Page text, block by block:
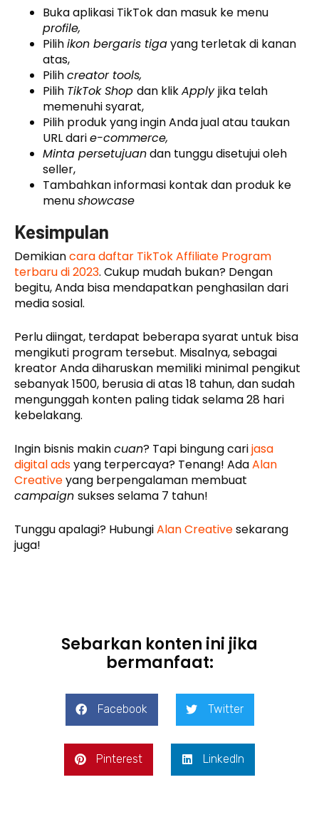
Buka aplikasi TikTok dan masuk ke menu
profile,
Pilihikon bergaris tigayang terletak di kanan
atas,
Pilihcreator tools,
Pilih TikTok Shop dan klikApplyjika telah
memenuhi syarat,
Pilih produk yang ingin Anda jual atau taukan
URL darie-commerce,
Minta persetujuandan tunggu disetujui oleh
seller,
Tambahkan informasi kontak dan produk ke
menushowcase
Kesimpulan
Demikiancara daftar TikTok Affiliate Program
terbaru di 2023. Cukup mudah bukan? Dengan
begitu, Anda bisa mendapatkan penghasilan dari
media sosial.
Perlu diingat, terdapat beberapa syarat untuk bisa
mengikuti program tersebut. Misalnya, sebagai
kreator Anda diharuskan memiliki minimal pengikut
sebanyak 1500, berusia di atas 18 tahun, dan sudah
mengunggah konten paling tidak selama 28 hari
kebelakang.
Ingin bisnis makincuan? Tapi bingung carijasa
digital adsyang terpercaya? Tenang! AdaAlan
Creativeyang berpengalaman membuat
campaign sukses selama 7 tahun!
Tunggu apalagi? HubungiAlan Creativesekarang
juga!
Sebarkan konten ini jika
bermanfaat:
Facebook Twitter
Pinterest LinkedIn